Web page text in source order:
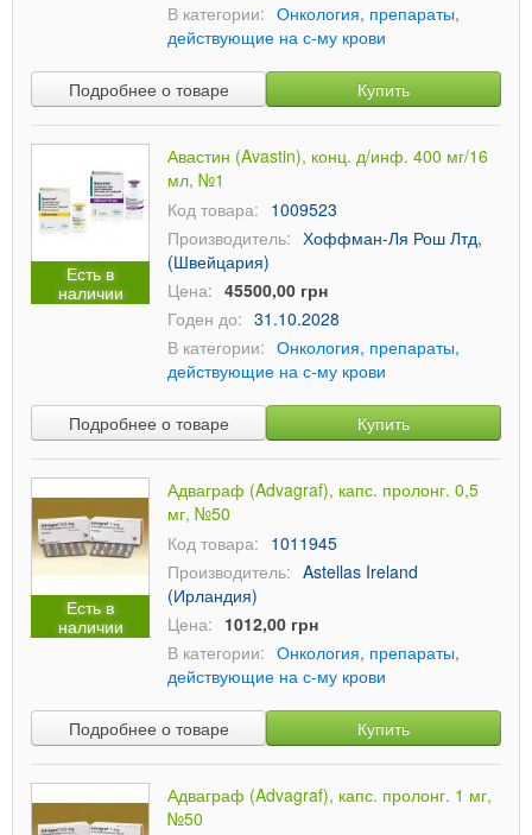
В категории: Онкология, препараты,
действующие на с-му крови
Подробнее о товаре Купить
Есть в
наличии
Авастин (Avastin), конц. д/инф. 400 мг/16
мл, №1
Код товара: 1009523
Производитель: Хоффман-Ля Рош Лтд,
(Швейцария)
Цена: 45500,00 грн
Годен до: 31.10.2028
В категории: Онкология, препараты,
действующие на с-му крови
Подробнее о товаре Купить
Есть в
наличии
Адваграф (Advagraf), капс. пролонг. 0,5
мг, №50
Код товара: 1011945
Производитель: Astellas Ireland
(Ирландия)
Цена: 1012,00 грн
В категории: Онкология, препараты,
действующие на с-му крови
Подробнее о товаре Купить
Адваграф (Advagraf), капс. пролонг. 1 мг,
№50